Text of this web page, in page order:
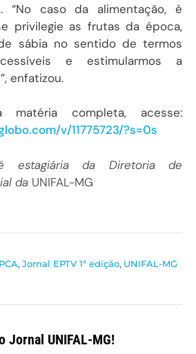
“No caso da alimentação, é
privilegie as frutas da época,
sábia no sentido de termos
e estimularmos a
enfatizou.
matéria completa, acesse:
v/11775723/?s=0s
estagiária da Diretoria de
da UNIFAL-MG
, Jornal EPTV 1ª edição, UNIFAL-MG
Jornal UNIFAL-MG!